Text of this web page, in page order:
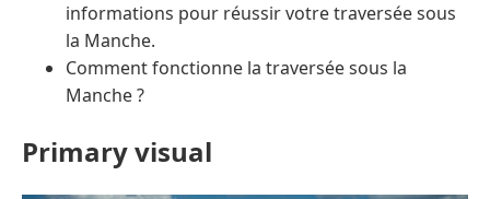
informations pour réussir votre traversée sous
la Manche.
Comment fonctionne la traversée sous la
Manche ?
Primary visual